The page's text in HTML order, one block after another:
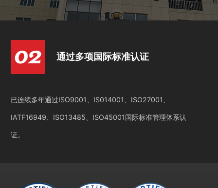
通过多项国际标准认证
已连续多年通过ISO9001、IS014001、ISO27001、
IATF16949、ISO13485、ISO45001国际标准管理体系认
证。